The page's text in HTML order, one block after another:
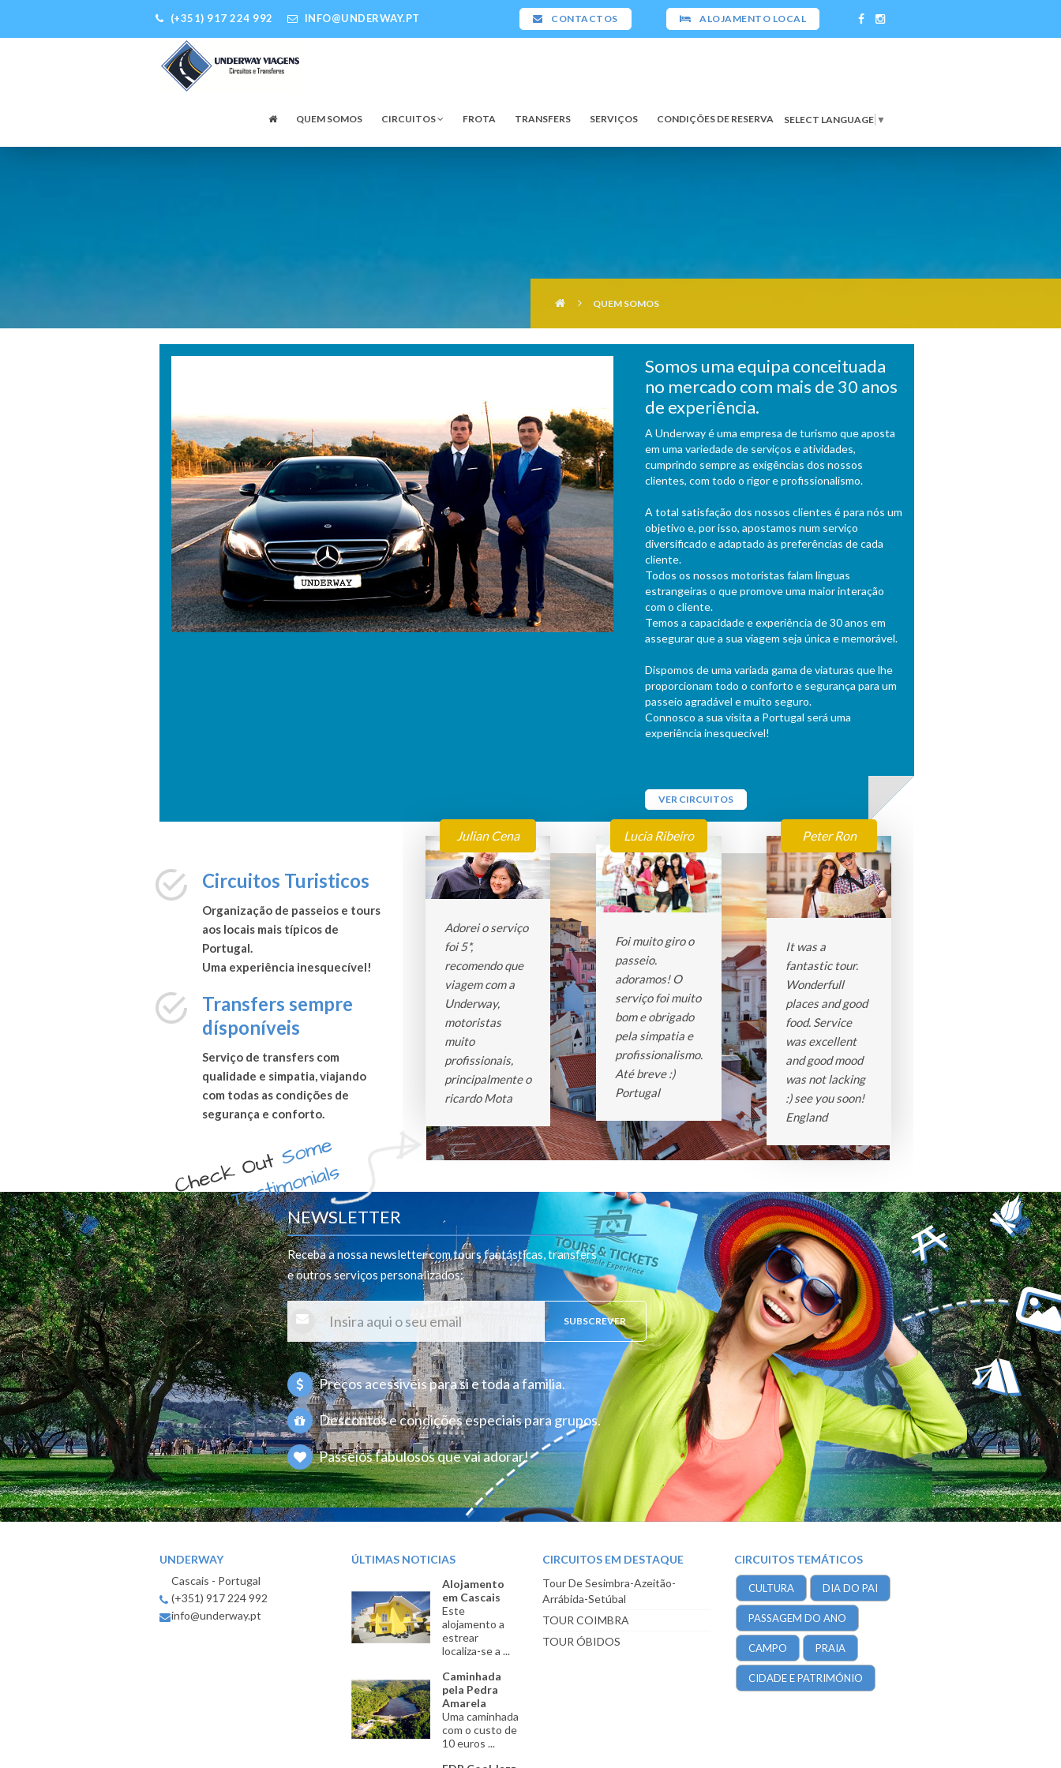
(+351) 917 224 992 INFO@UNDERWAY.PT CONTACTOS ALOJAMENTO LOCAL
QUEM SOMOS CIRCUITOS FROTA TRANSFERS SERVIÇOS CONDIÇÕES DE RESERVA SELECT LANGUAGE ▼
QUEM SOMOS
Somos uma equipa conceituada
no mercado com mais de 30 anos
de experiência.
A Underway é uma empresa de turismo que aposta
em uma variedade de serviços e atividades,
cumprindo sempre as exigências dos nossos
clientes, com todo o rigor e profissionalismo.
A total satisfação dos nossos clientes é para nós um
objetivo e, por isso, apostamos num serviço
diversificado e adaptado às preferências de cada
cliente.
Todos os nossos motoristas falam línguas
estrangeiras o que promove uma maior interação
com o cliente.
Temos a capacidade e experiência de 30 anos em
assegurar que a sua viagem seja única e memorável.
Dispomos de uma variada gama de viaturas que lhe
proporcionam todo o conforto e segurança para um
passeio agradável e muito seguro.
Connosco a sua visita a Portugal será uma
experiência inesquecível!
VER CIRCUITOS
Circuitos Turisticos
Organização de passeios e tours
aos locais mais típicos de
Portugal.
Uma experiência inesquecível!
Transfers sempre
dísponíveis
Serviço de transfers com
qualidade e simpatia, viajando
com todas as condições de
segurança e conforto.
Julian Cena
Adorei o serviço
foi 5*,
recomendo que
viagem com a
Underway,
motoristas
muito
profissionais,
principalmente o
ricardo Mota
Lucia Ribeiro
Foi muito giro o
passeio.
adoramos! O
serviço foi muito
bom e obrigado
pela simpatia e
profissionalismo.
Até breve :)
Portugal
Peter Ron
It was a
fantastic tour.
Wonderfull
places and good
food. Service
was excellent
and good mood
was not lacking
:) see you soon!
England
NEWSLETTER
Receba a nossa newsletter com tours fantásticas, transfers
e outros serviços personalizados:
SUBSCREVER
Preços acessiveis para si e toda a familia.
Descontos e condições especiais para grupos.
Passeios fabulosos que vai adorar!
UNDERWAY
Cascais - Portugal
(+351) 917 224 992
info@underway.pt
ÚLTIMAS NOTICIAS
Alojamento
em Cascais
Este
alojamento a
estrear
localiza-se a ...
Caminhada
pela Pedra
Amarela
Uma caminhada
com o custo de
10 euros ...
CIRCUITOS EM DESTAQUE
Tour De Sesimbra-Azeitão-
Arrábida-Setúbal
TOUR COIMBRA
TOUR ÓBIDOS
CIRCUITOS TEMÁTICOS
CULTURA DIA DO PAI
PASSAGEM DO ANO
CAMPO PRAIA
CIDADE E PATRIMÓNIO